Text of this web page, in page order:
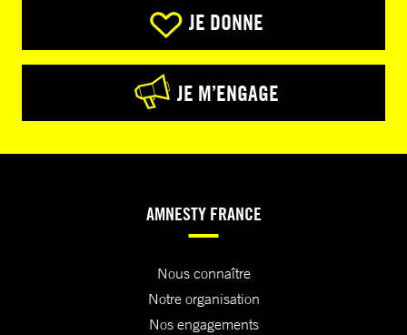
JE DONNE
JE M’ENGAGE
AMNESTY FRANCE
Nous connaître
Notre organisation
Nos engagements